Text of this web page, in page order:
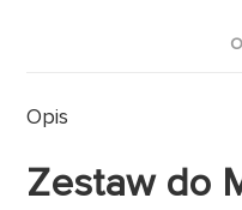
Opis
Zestaw do